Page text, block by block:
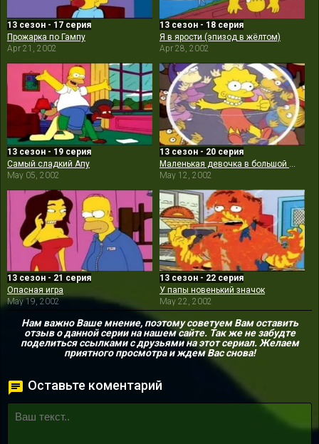
13 сезон - 17 серия
Прожарка по Гампу
Apr 21, 2002
13 сезон - 18 серия
Я в ярости (эпизод в жёлтом)
Apr 28, 2002
13 сезон - 19 серия
Самый сладкий Апу
May 05, 2002
13 сезон - 20 серия
Маленькая девочка в большой десятке
May 12, 2002
13 сезон - 21 серия
Опасная игра
May 19, 2002
13 сезон - 22 серия
У папы новенький значок
May 22, 2002
Нам важно Ваше мнение, поэтому советуем Вам оставить
отзыв о данной серии на нашем сайте. Так же не забудте
поделиться ссылками с друзьями на этот сериал. Желаем
приятного просмотра и ждем Вас снова!
Оставьте коментарий